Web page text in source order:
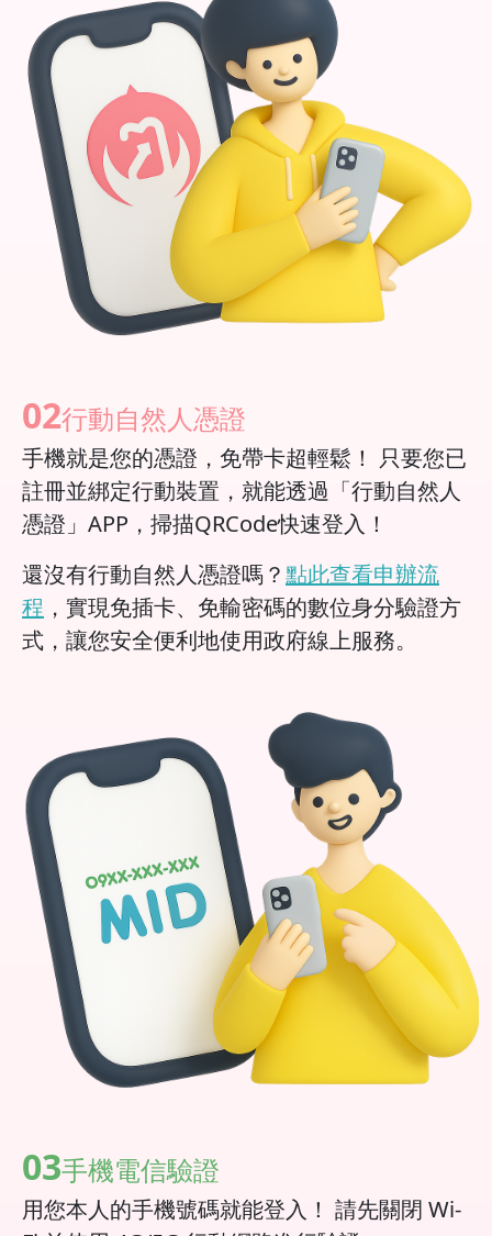
02行動自然人憑證
手機就是您的憑證，免帶卡超輕鬆！ 只要您已
註冊並綁定行動裝置，就能透過「行動自然人
憑證」APP，掃描QRCode快速登入！
還沒有行動自然人憑證嗎？點此查看申辦流
程 ，實現免插卡、免輸密碼的數位身分驗證方
式，讓您安全便利地使用政府線上服務。
03手機電信驗證
用您本人的手機號碼就能登入！ 請先關閉 Wi-